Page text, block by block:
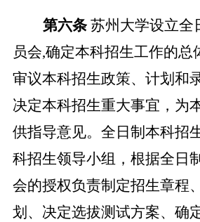
第六条 苏州大学设立全
员会,确定本科招生工作的总
审议本科招生政策、计划和
决定本科招生重大事宜，为
供指导意见。全日制本科招
科招生领导小组，根据全日
会的授权负责制定招生章程
划、决定选拔测试方案、确